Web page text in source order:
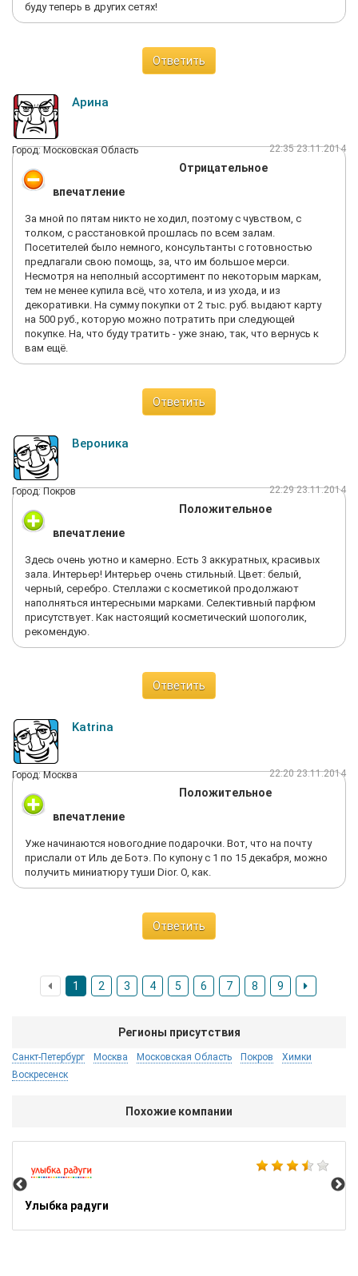
буду теперь в других сетях!
Ответить
Арина
Город: Московская Область 22:35 23.11.2014
Отрицательное
впечатление
За мной по пятам никто не ходил, поэтому с чувством, с
толком, с расстановкой прошлась по всем залам.
Посетителей было немного, консультанты с готовностью
предлагали свою помощь, за, что им большое мерси.
Несмотря на неполный ассортимент по некоторым маркам,
тем не менее купила всё, что хотела, и из ухода, и из
декоративки. На сумму покупки от 2 тыс. руб. выдают карту
на 500 руб., которую можно потратить при следующей
покупке. На, что буду тратить - уже знаю, так, что вернусь к
вам ещё.
Ответить
Вероника
Город: Покров 22:29 23.11.2014
Положительное
впечатление
Здесь очень уютно и камерно. Есть 3 аккуратных, красивых
зала. Интерьер! Интерьер очень стильный. Цвет: белый,
черный, серебро. Стеллажи с косметикой продолжают
наполняться интересными марками. Селективный парфюм
присутствует. Как настоящий косметический шопоголик,
рекомендую.
Ответить
Katrina
Город: Москва 22:20 23.11.2014
Положительное
впечатление
Уже начинаются новогодние подарочки. Вот, что на почту
прислали от Иль де Ботэ. По купону с 1 по 15 декабря, можно
получить миниатюру туши Dior. О, как.
Ответить
1 2 3 4 5 6 7 8 9
Регионы присутствия
Санкт-Петербург Москва Московская Область Покров
Химки
Воскресенск
Похожие компании
Улыбка радуги